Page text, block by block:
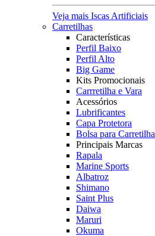
Veja mais Iscas Artificiais
Carretilhas
Características
Perfil Baixo
Perfil Alto
Big Game
Kits Promocionais
Carrretilha e Vara
Acessórios
Lubrificantes
Capa Protetora
Bolsa para Carretilha
Principais Marcas
Rapala
Marine Sports
Albatroz
Shimano
Saint Plus
Daiwa
Maruri
Okuma